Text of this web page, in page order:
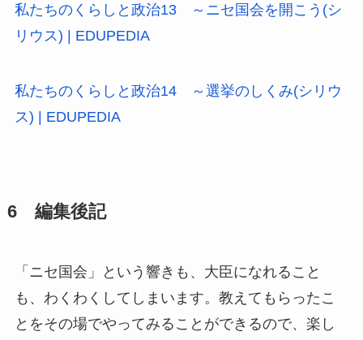
私たちのくらしと政治13 ～ニセ国会を開こう (シ
リウス) | EDUPEDIA
私たちのくらしと政治14 ～選挙のしくみ(シリウ
ス) | EDUPEDIA
6 編集後記
「ニセ国会」という響きも、大臣になれること
も、わくわくしてしまいます。教えてもらったこ
とをその場でやってみることができるので、楽し